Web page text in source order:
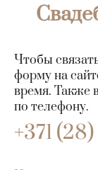
Чтобы
форму на
время. Также
по телефону.
+371